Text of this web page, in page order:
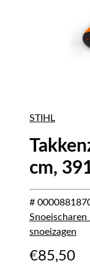
STIHL
cm,
#
snoeizagen
€85,50